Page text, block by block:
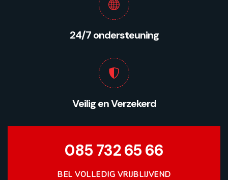
24/7 ondersteuning
Veilig en Verzekerd
085 732 65 66
BEL VOLLEDIG VRIJBLIJVEND